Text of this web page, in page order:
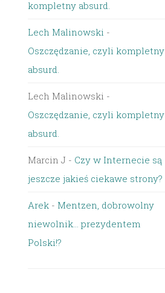
kompletny absurd.
Lech Malinowski -
Oszczędzanie, czyli kompletny
absurd.
Lech Malinowski -
Oszczędzanie, czyli kompletny
absurd.
Marcin J - Czy w Internecie są
jeszcze jakieś ciekawe strony?
Arek - Mentzen, dobrowolny
niewolnik… prezydentem
Polski!?